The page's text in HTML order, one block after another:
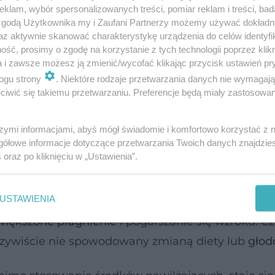
chorobie czas gra decydującą rolę. Lawinowo
, które mogą doprowadzić do uszkodzenia
choroby niedokrwiennej sercai kończyn
pragnieniei pogarszanie się wzroku.
nie spowodowany zmianą diety lub
wybór spersonalizowanych treści, pomiar reklam i treści,
Użytkownika my i Zaufani Partnerzy możemy używać
aktywnie skanować charakterystykę urządzenia do celów
prosimy o zgodę na korzystanie z tych technologii poprzez
i zawsze możesz ją zmienić/wycofać klikając przycisk ustawień
strony
. Niektóre rodzaje przetwarzania danych nie
się takiemu przetwarzaniu. Preferencje będą miały
informacjami, abyś mógł świadomie i komfortowo korzystać z
informacje dotyczące przetwarzania Twoich danych
oraz po kliknięciu w „Ustawienia”.
USTAWIENIA